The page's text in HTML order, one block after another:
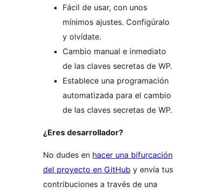
Fácil de usar, con unos
mínimos ajustes. Configúralo
y olvídate.
Cambio manual e inmediato
de las claves secretas de WP.
Establece una programación
automatizada para el cambio
de las claves secretas de WP.
¿Eres desarrollador?
No dudes en hacer una bifurcación
del proyecto en GitHub y envía tus
contribuciones a través de una